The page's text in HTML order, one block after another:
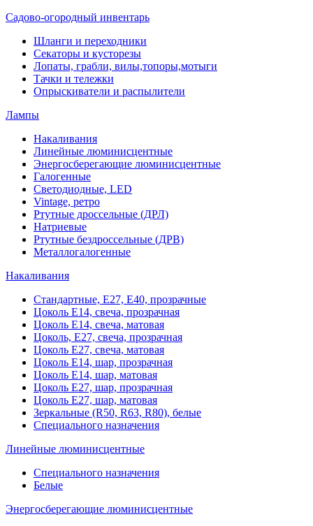
Садово-огородный инвентарь
Шланги и переходники
Секаторы и кусторезы
Лопаты, грабли, вилы,топоры,мотыги
Тачки и тележки
Опрыскиватели и распылители
Лампы
Накаливания
Линейные люминисцентные
Энергосберегающие люминисцентные
Галогенные
Светодиодные, LED
Vintage, ретро
Ртутные дроссельные (ДРЛ)
Натриевые
Ртутные бездроссельные (ДРВ)
Металлогалогенные
Накаливания
Стандартные, Е27, Е40, прозрачные
Цоколь Е14, свеча, прозрачная
Цоколь Е14, свеча, матовая
Цоколь, Е27, свеча, прозрачная
Цоколь Е27, свеча, матовая
Цоколь Е14, шар, прозрачная
Цоколь Е14, шар, матовая
Цоколь Е27, шар, прозрачная
Цоколь Е27, шар, матовая
Зеркальные (R50, R63, R80), белые
Специального назначения
Линейные люминисцентные
Специального назначения
Белые
Энергосберегающие люминисцентные